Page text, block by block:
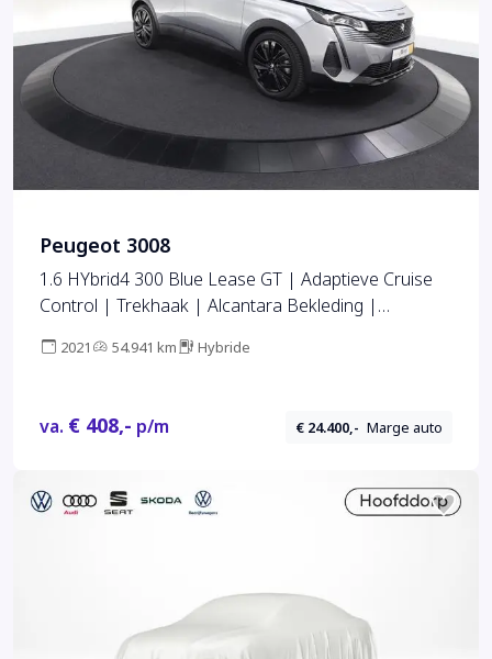
Peugeot 3008
1.6 HYbrid4 300 Blue Lease GT | Adaptieve Cruise
Control | Trekhaak | Alcantara Bekleding |
2021 54.941 km Hybride
va. € 408,- p/m € 24.400,- Marge auto